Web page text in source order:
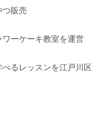
つ販売
ーケーキ教室を運営
るレッスンを江戸川区